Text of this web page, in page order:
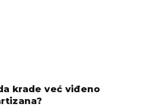
krade već viđeno